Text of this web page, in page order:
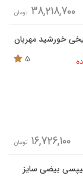
38,218,700 تومان
خورشید مهربان
5
16,726,100 تومان
بیضی سایز